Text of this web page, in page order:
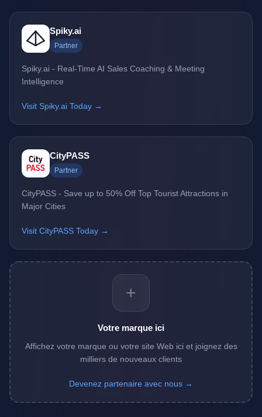
Spiky.ai
Partner
Spiky.ai - Real-Time AI Sales Coaching & Meeting
Intelligence
Visit Spiky.ai Today →
CityPASS
Partner
CityPASS - Save up to 50% Off Top Tourist Attractions in
Major Cities
Visit CityPASS Today →
+
Votre marque ici
Affichez votre marque ou votre site Web ici et joignez des
milliers de nouveaux clients
Devenez partenaire avec nous →